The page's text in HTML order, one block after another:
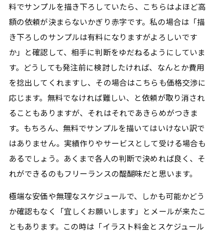
料でサンプルを描き下ろしていたら、こちらはよほど高
額の依頼が決まらないかぎり赤字です。私の場合は「描
き下ろしのサンプルは有料になりますがよろしいです
か」と確認して、相手に判断をゆだねるようにしていま
す。どうしても発注前に検討したければ、なんとか費用
を捻出してくれますし、その場合はこちらも価格交渉に
応じます。無料でなければ難しい、と依頼が取り消され
ることもありますが、それはそれであきらめがつきま
す。もちろん、無料でサンプルを描いてはいけない訳で
はありません。実績作りやサービスとして受ける場合も
あるでしょう。あくまで各人の判断で決めれば良く、そ
れができるのもフリーランスの醍醐味だと思います。
極端な安価や無理なスケジュールで、しかも可能かどう
か確認もなく「宜しくお願いします」とメールが来たこ
ともあります。この時は「イラスト料金とスケジュール